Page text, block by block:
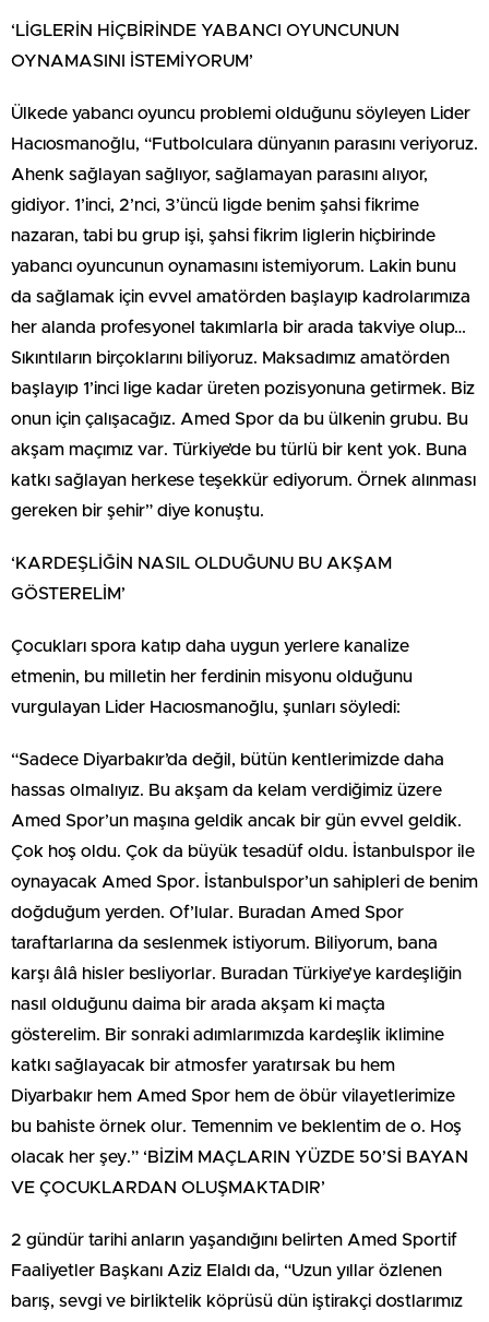
‘LİGLERİN HİÇBİRİNDE YABANCI OYUNCUNUN
OYNAMASINI İSTEMİYORUM’
Ülkede yabancı oyuncu problemi olduğunu söyleyen Lider
Hacıosmanoğlu, “Futbolculara dünyanın parasını veriyoruz.
Ahenk sağlayan sağlıyor, sağlamayan parasını alıyor,
gidiyor. 1’inci, 2’nci, 3’üncü ligde benim şahsi fikrime
nazaran, tabi bu grup işi, şahsi fikrim liglerin hiçbirinde
yabancı oyuncunun oynamasını istemiyorum. Lakin bunu
da sağlamak için evvel amatörden başlayıp kadrolarımıza
her alanda profesyonel takımlarla bir arada takviye olup…
Sıkıntıların birçoklarını biliyoruz. Maksadımız amatörden
başlayıp 1’inci lige kadar üreten pozisyonuna getirmek. Biz
onun için çalışacağız. Amed Spor da bu ülkenin grubu. Bu
akşam maçımız var. Türkiye’de bu türlü bir kent yok. Buna
katkı sağlayan herkese teşekkür ediyorum. Örnek alınması
gereken bir şehir” diye konuştu.
‘KARDEŞLİĞİN NASIL OLDUĞUNU BU AKŞAM
GÖSTERELİM’
Çocukları spora katıp daha uygun yerlere kanalize
etmenin, bu milletin her ferdinin misyonu olduğunu
vurgulayan Lider Hacıosmanoğlu, şunları söyledi:
“Sadece Diyarbakır’da değil, bütün kentlerimizde daha
hassas olmalıyız. Bu akşam da kelam verdiğimiz üzere
Amed Spor’un maşına geldik ancak bir gün evvel geldik.
Çok hoş oldu. Çok da büyük tesadüf oldu. İstanbulspor ile
oynayacak Amed Spor. İstanbulspor’un sahipleri de benim
doğduğum yerden. Of’lular. Buradan Amed Spor
taraftarlarına da seslenmek istiyorum. Biliyorum, bana
karşı âlâ hisler besliyorlar. Buradan Türkiye’ye kardeşliğin
nasıl olduğunu daima bir arada akşam ki maçta
gösterelim. Bir sonraki adımlarımızda kardeşlik iklimine
katkı sağlayacak bir atmosfer yaratırsak bu hem
Diyarbakır hem Amed Spor hem de öbür vilayetlerimize
bu bahiste örnek olur. Temennim ve beklentim de o. Hoş
olacak her şey.” ‘BİZİM MAÇLARIN YÜZDE 50’Sİ BAYAN
VE ÇOCUKLARDAN OLUŞMAKTADIR’
2 gündür tarihi anların yaşandığını belirten Amed Sportif
Faaliyetler Başkanı Aziz Elaldı da, “Uzun yıllar özlenen
barış, sevgi ve birliktelik köprüsü dün iştirakçi dostlarımız